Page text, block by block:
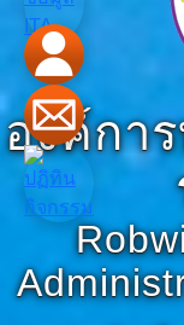
องค์กา